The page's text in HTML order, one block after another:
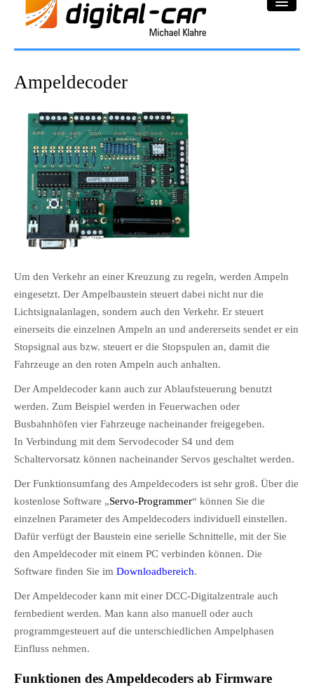
Galerie
Downloadbereich
Impressum
Datenschutzerklärung
Ampeldecoder
Um den Verkehr an einer Kreuzung zu regeln, werden Ampeln
eingesetzt. Der Ampelbaustein steuert dabei nicht nur die
Lichtsignalanlagen, sondern auch den Verkehr. Er steuert
einerseits die einzelnen Ampeln an und andererseits sendet er ein
Stopsignal aus bzw. steuert er die Stopspulen an, damit die
Fahrzeuge an den roten Ampeln auch anhalten.
Der Ampeldecoder kann auch zur Ablaufsteuerung benutzt
werden. Zum Beispiel werden in Feuerwachen oder
Busbahnhöfen vier Fahrzeuge nacheinander freigegeben.
In Verbindung mit dem Servodecoder S4 und dem
Schaltervorsatz können nacheinander Servos geschaltet werden.
Der Funktionsumfang des Ampeldecoders ist sehr groß. Über die
kostenlose Software „Servo-Programmer“ können Sie die
einzelnen Parameter des Ampeldecoders individuell einstellen.
Dafür verfügt der Baustein eine serielle Schnittelle, mit der Sie
den Ampeldecoder mit einem PC verbinden können. Die
Software finden Sie im Downloadbereich.
Der Ampeldecoder kann mit einer DCC-Digitalzentrale auch
fernbedient werden. Man kann also manuell oder auch
programmgesteuert auf die unterschiedlichen Ampelphasen
Einfluss nehmen.
Funktionen des Ampeldecoders ab Firmware